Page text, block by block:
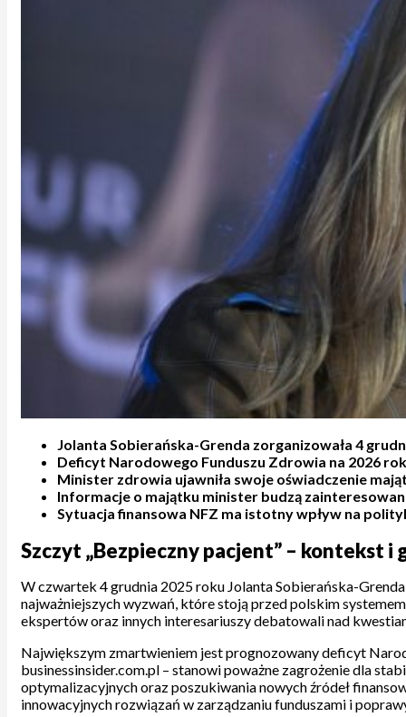
Jolanta Sobierańska-Grenda zorganizowała 4
Deficyt Narodowego Funduszu Zdrowia na 2026
Minister zdrowia ujawniła swoje oświadczenie
Informacje o majątku minister budzą
Sytuacja finansowa NFZ ma istotny wpływ na
Szczyt „Bezpieczny pacjent” – kontekst i
W czwartek 4 grudnia 2025 roku Jolanta Sobierańska-
najważniejszych wyzwań, które stoją przed polskim
ekspertów oraz innych interesariuszy debatowali nad
Największym zmartwieniem jest prognozowany deficyt
businessinsider.com.pl – stanowi poważne zagrożenie dla
optymalizacyjnych oraz poszukiwania nowych źródeł
innowacyjnych rozwiązań w zarządzaniu funduszami i